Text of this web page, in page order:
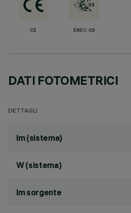
CE ENEC-03
DATI FOTOMETRICI
DETTAGLI
lm (sistema)
W (sistema)
lm sorgente